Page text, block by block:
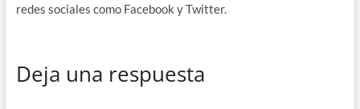
redes sociales como Facebook y Twitter.
Deja una respuesta